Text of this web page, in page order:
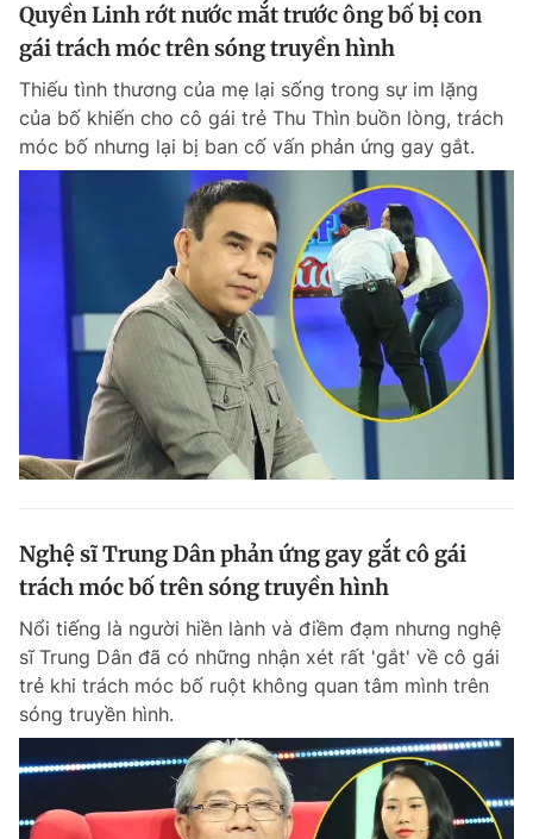
Quyền Linh rớt nước mắt trước ông bố bị con
gái trách móc trên sóng truyền hình
Thiếu tình thương của mẹ lại sống trong sự im lặng
của bố khiến cho cô gái trẻ Thu Thìn buồn lòng, trách
móc bố nhưng lại bị ban cố vấn phản ứng gay gắt.
Nghệ sĩ Trung Dân phản ứng gay gắt cô gái
trách móc bố trên sóng truyền hình
Nổi tiếng là người hiền lành và điềm đạm nhưng nghệ
sĩ Trung Dân đã có những nhận xét rất 'gắt' về cô gái
trẻ khi trách móc bố ruột không quan tâm mình trên
sóng truyền hình.